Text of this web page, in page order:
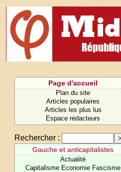
Page d'accueil
Plan du site
Articles populaires
Articles les plus lus
Espace rédacteurs
Rechercher :
Gauche et anticapitalistes
Actualité
Capitalisme Economie Fascisme